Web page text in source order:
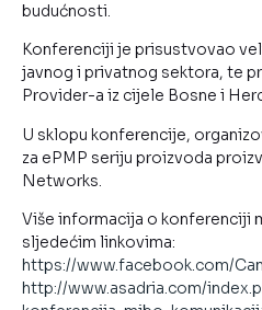
budućnosti.
Konferenciji je prisustvovao
javnog i privatnog sektora, te
Provider-a iz cijele Bosne i
U sklopu konferencije,
za ePMP seriju proizvoda
Networks.
Više informacija o konferenciji
sljedećim linkovima:
https://www.facebook.com/
http://www.asadria.com/